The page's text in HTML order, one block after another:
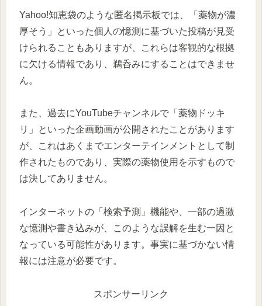
Yahoo!知恵袋のような匿名掲示板では、「薬物が濃
厚そう」といった個人の憶測に基づいた投稿が見受
けられることもありますが、これらは客観的な根拠
に欠ける情報であり、鵜呑みにすることはできませ
ん。
また、過去にYouTubeチャンネルで「薬物ドッキ
リ」といった企画動画が公開されたことがあります
が、これはあくまでエンターテインメントとして制
作されたものであり、実際の薬物使用を示すもので
は決してありません。
インターネットの「検索予測」機能や、一部の過激
な憶測や書き込みが、このような誤解を生む一因と
なっている可能性があります。事実に基づかない情
報には注意が必要です。
スポンサーリンク